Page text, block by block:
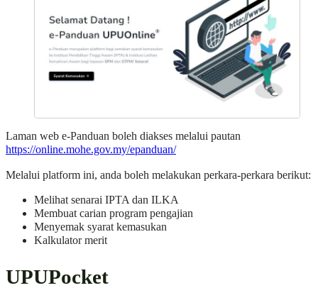
Laman web e-Panduan boleh diakses melalui pautan
https://online.mohe.gov.my/epanduan/
Melalui platform ini, anda boleh melakukan perkara-perkara berikut:
Melihat senarai IPTA dan ILKA
Membuat carian program pengajian
Menyemak syarat kemasukan
Kalkulator merit
UPUPocket